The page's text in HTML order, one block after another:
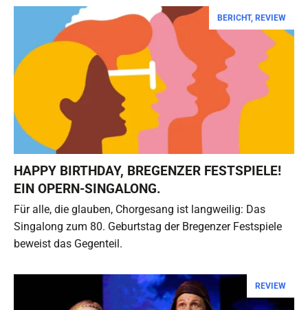
BERICHT, REVIEW
HAPPY BIRTHDAY, BREGENZER FESTSPIELE!
EIN OPERN-SINGALONG.
Für alle, die glauben, Chorgesang ist langweilig: Das
Singalong zum 80. Geburtstag der Bregenzer Festspiele
beweist das Gegenteil.
REVIEW